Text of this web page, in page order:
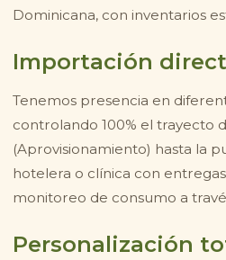
Dominicana, con inventarios
Importación
Tenemos presencia en
controlando 100% el trayecto
(Aprovisionamiento) hasta la
hotelera o clínica con
monitoreo de consumo a
Personalización